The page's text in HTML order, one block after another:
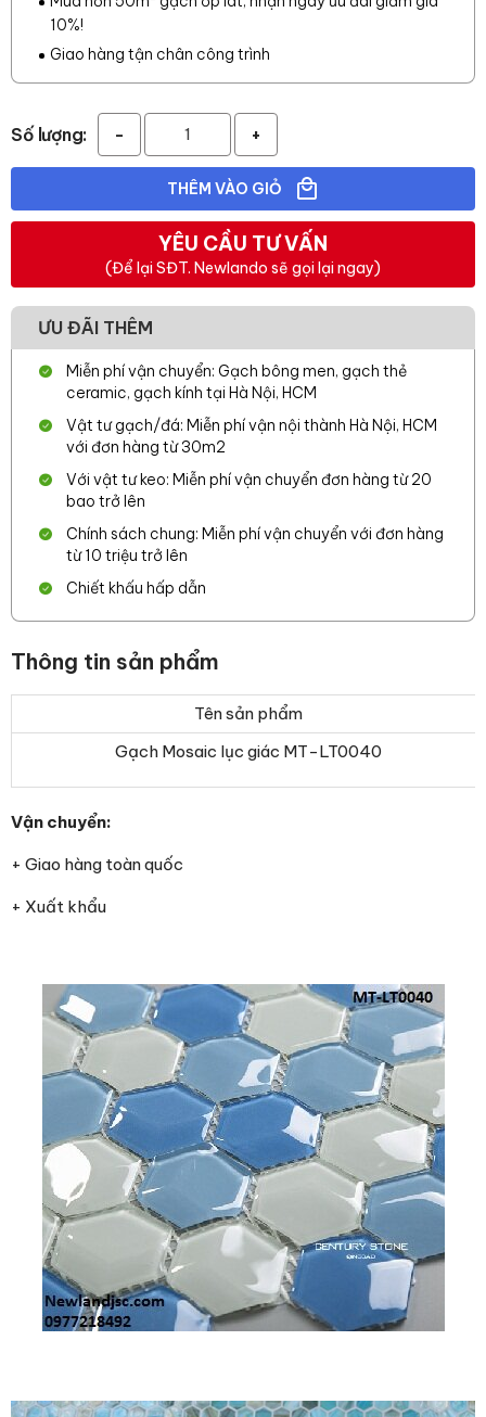
10%!
Giao hàng tận chân công trình
Số lượng: - +
THÊM VÀO GIỎ
YÊU CẦU TƯ VẤN
(Để lại SĐT. Newlando sẽ gọi lại ngay)
ƯU ĐÃI THÊM
Miễn phí vận chuyển: Gạch bông men, gạch thẻ
ceramic, gạch kính tại Hà Nội, HCM
Vật tư gạch/đá: Miễn phí vận nội thành Hà Nội, HCM
với đơn hàng từ 30m2
Với vật tư keo: Miễn phí vận chuyển đơn hàng từ 20
bao trở lên
Chính sách chung: Miễn phí vận chuyển với đơn hàng
từ 10 triệu trở lên
Chiết khấu hấp dẫn
Thông tin sản phẩm
Tên sản phẩm
Gạch Mosaic lục giác MT-LT0040
Vận chuyển:
+ Giao hàng toàn quốc
+ Xuất khẩu